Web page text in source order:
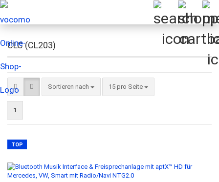
CLC (CL203)
Sortieren nach
Sortieren nach 15 pro Seite
pro Seite
1
TOP